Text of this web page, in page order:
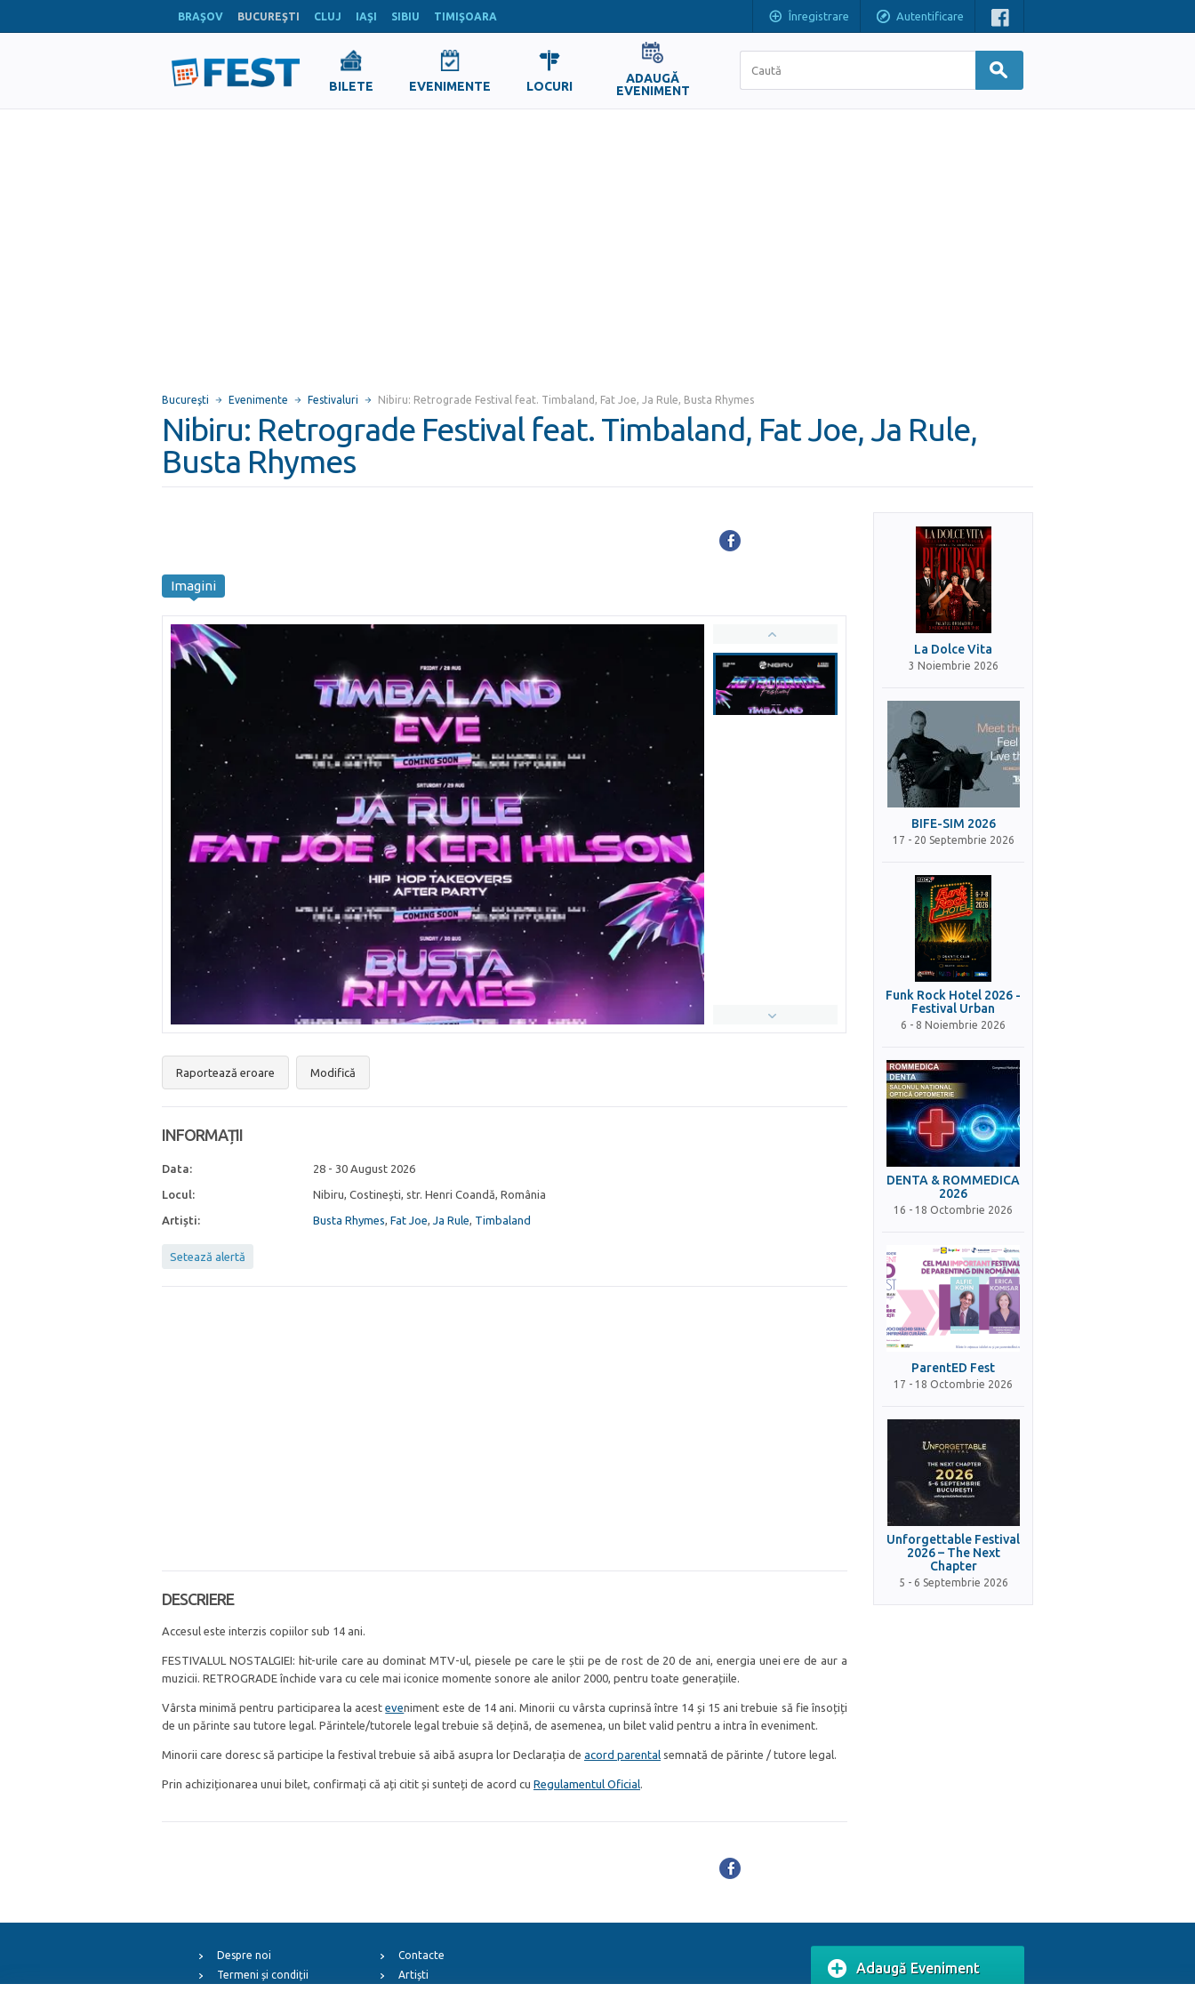
BRAŞOV BUCUREŞTI CLUJ IAŞI SIBIU TIMIŞOARA Înregistrare Autentificare
BILETE EVENIMENTE LOCURI
ADAUGĂ
EVENIMENT
Bucureşti Evenimente Festivaluri Nibiru: Retrograde Festival feat. Timbaland, Fat Joe, Ja Rule, Busta Rhymes
Nibiru: Retrograde Festival feat. Timbaland, Fat Joe, Ja Rule,
Busta Rhymes
Imagini
Raportează eroare Modifică
INFORMAȚII
Data: 28 - 30 August 2026
Locul: Nibiru, Costinești, str. Henri Coandă, România
Artiști: Busta Rhymes, Fat Joe, Ja Rule, Timbaland
Setează alertă
DESCRIERE
Accesul este interzis copiilor sub 14 ani.
FESTIVALUL NOSTALGIEI: hit-urile care au dominat MTV-ul, piesele pe care le știi pe de rost de 20 de ani, energia unei ere de aur a
muzicii. RETROGRADE închide vara cu cele mai iconice momente sonore ale anilor 2000, pentru toate generațiile.
Vârsta minimă pentru participarea la acesteveniment este de 14 ani. Minorii cu vârsta cuprinsă între 14 și 15 ani trebuie să fie însoțiți
de un părinte sau tutore legal. Părintele/tutorele legal trebuie să dețină, de asemenea, un bilet valid pentru a intra în eveniment.
Minorii care doresc să participe la festival trebuie să aibă asupra lor Declarația de acord parental semnată de părinte / tutore legal.
Prin achiziționarea unui bilet, confirmați că ați citit și sunteți de acord cu Regulamentul Oficial.
La Dolce Vita
3 Noiembrie 2026
BIFE-SIM 2026
17 - 20 Septembrie 2026
Funk Rock Hotel 2026 -
Festival Urban
6 - 8 Noiembrie 2026
DENTA & ROMMEDICA
2026
16 - 18 Octombrie 2026
ParentED Fest
17 - 18 Octombrie 2026
Unforgettable Festival
2026 – The Next
Chapter
5 - 6 Septembrie 2026
Despre noi
Termeni și condiții
Contacte
Artiști
Adaugă Eveniment